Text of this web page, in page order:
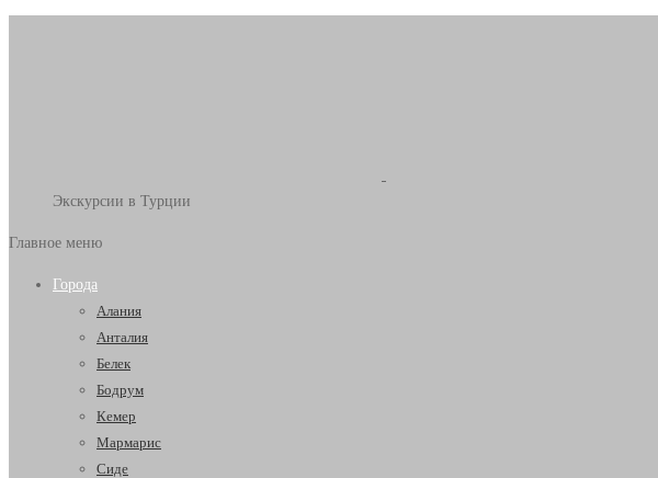
Экскурсии в Турции
Главное меню
Города
Алания
Анталия
Белек
Бодрум
Кемер
Мармарис
Сиде